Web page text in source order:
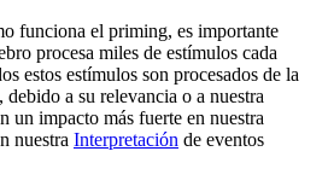
funciona el priming, es importante
procesa miles de estímulos cada
estos estímulos son procesados de la
a su relevancia o a nuestra
un impacto más fuerte en nuestra
nuestra Interpretación de eventos